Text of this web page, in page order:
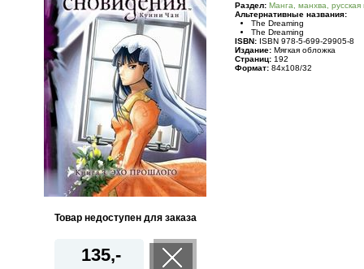
Раздел: Манга, манхва, русская
Альтернативные названия:
The Dreaming
The Dreaming
ISBN: ISBN 978-5-699-29905-8
Издание: Мягкая обложка
Страниц: 192
Формат: 84x108/32
Товар недоступен для заказа
135,-